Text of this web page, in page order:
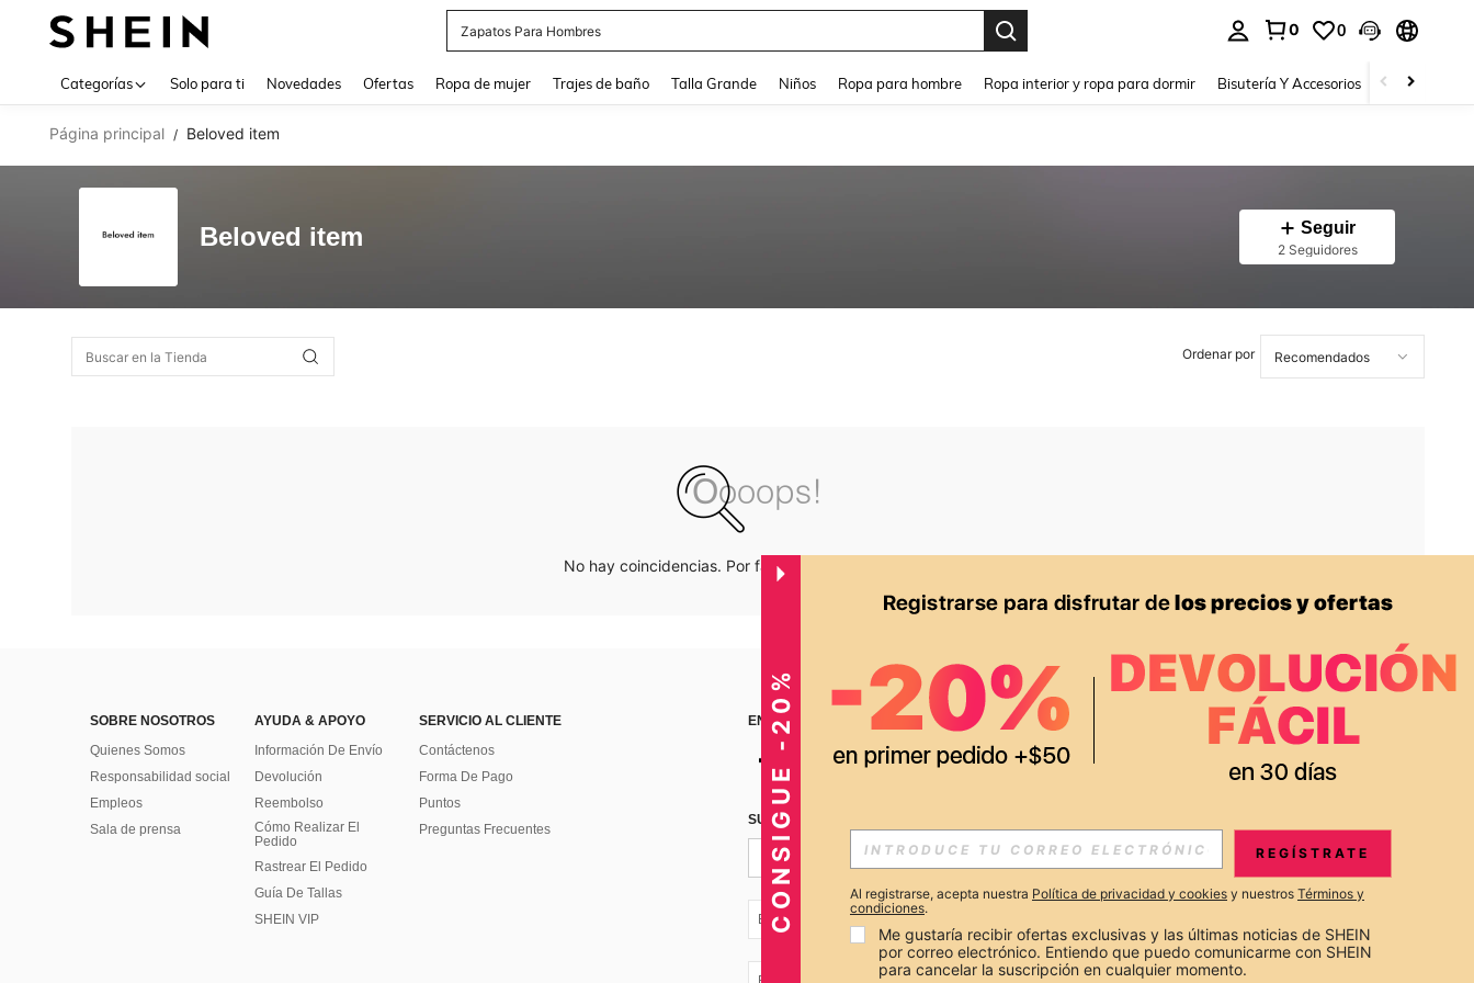
Zapatos Para Hombres
0 0
Categorías Solo para ti Novedades Ofertas Ropa de mujer Trajes de baño Talla Grande Niños Ropa para hombre Ropa interior y ropa para dormir Bisutería Y Accesorios Zapatos
Página principal / Beloved item
Beloved item Seguir
2 Seguidores
Ordenar por
No hay coincidencias. Por favor inténtalo de nuevo.
SOBRE NOSOTROS
Quienes Somos
Responsabilidad social
Empleos
Sala de prensa
AYUDA & APOYO
Información De Envío
Devolución
Reembolso
Cómo Realizar El
Pedido
Rastrear El Pedido
Guía De Tallas
SHEIN VIP
SERVICIO AL CLIENTE
Contáctenos
Forma De Pago
Puntos
Preguntas Frecuentes
ENCUÉNTRANOS EN APP
SUSCRÍBETE PARA RECIBIR OFERTAS EXCLUSIVAS, PROMOCIONES Y NOTICIAS DE SHEIN
Suscribir
EC + 593
CONSIGUE -20% REGÍSTRATE
Al registrarse, acepta nuestra Política de privacidad y cookies y nuestros Términos y
condiciones.
Me gustaría recibir ofertas exclusivas y las últimas noticias de SHEIN
por correo electrónico. Entiendo que puedo comunicarme con SHEIN
para cancelar la suscripción en cualquier momento.